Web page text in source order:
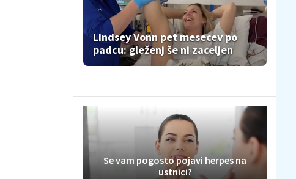
Lindsey Vonn pet mesecev po
padcu: gleženj še ni zaceljen
Se vam pogosto pojavi herpes na
ustnici?